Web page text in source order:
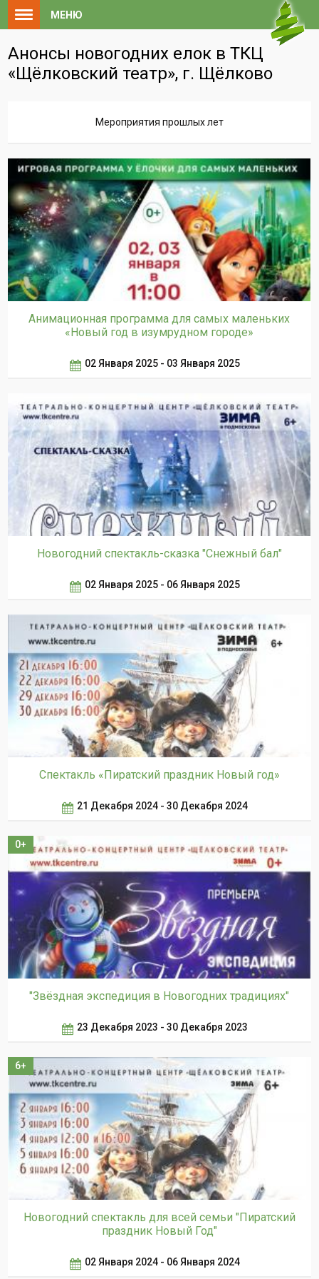
МЕНЮ
Анонсы новогодних елок в ТКЦ
«Щёлковский театр», г. Щёлково
Мероприятия прошлых лет
Анимационная программа для самых маленьких
«Новый год в изумрудном городе»
02 Января 2025 - 03 Января 2025
Новогодний спектакль-сказка "Снежный бал"
02 Января 2025 - 06 Января 2025
Спектакль «Пиратский праздник Новый год»
21 Декабря 2024 - 30 Декабря 2024
0+
"Звёздная экспедиция в Новогодних традициях"
23 Декабря 2023 - 30 Декабря 2023
6+
Новогодний спектакль для всей семьи "Пиратский
праздник Новый Год"
02 Января 2024 - 06 Января 2024